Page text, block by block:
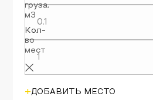
груза,
м3
Кол-
во
мест
+ДОБАВИТЬ МЕСТО